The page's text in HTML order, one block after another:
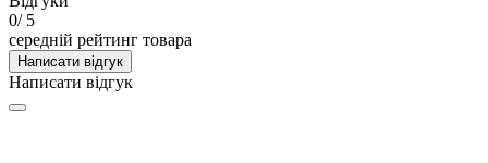
0/ 5
середній рейтинг товара
Написати відгук
Написати відгук